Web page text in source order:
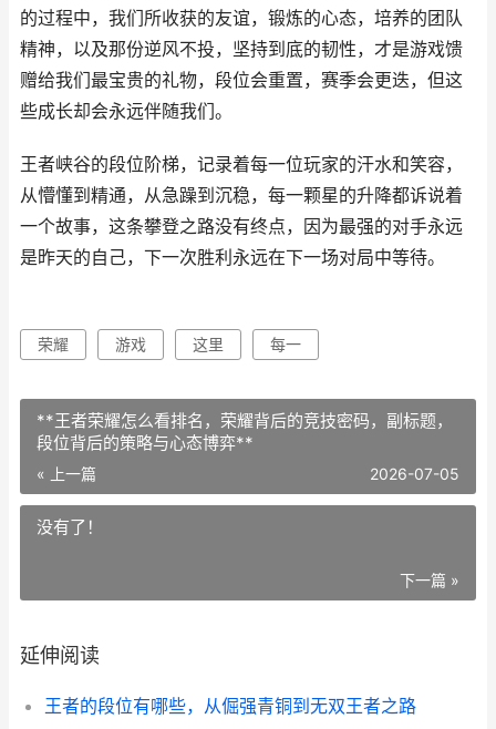
的过程中，我们所收获的友谊，锻炼的心态，培养的团队
精神，以及那份逆风不投，坚持到底的韧性，才是游戏馈
赠给我们最宝贵的礼物，段位会重置，赛季会更迭，但这
些成长却会永远伴随我们。
王者峡谷的段位阶梯，记录着每一位玩家的汗水和笑容，
从懵懂到精通，从急躁到沉稳，每一颗星的升降都诉说着
一个故事，这条攀登之路没有终点，因为最强的对手永远
是昨天的自己，下一次胜利永远在下一场对局中等待。
荣耀 游戏 这里 每一
**王者荣耀怎么看排名，荣耀背后的竞技密码，副标题，
段位背后的策略与心态博弈**
« 上一篇 2026-07-05
没有了！
下一篇 »
延伸阅读
王者的段位有哪些，从倔强青铜到无双王者之路